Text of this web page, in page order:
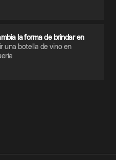
la forma de brindar en
una botella de vino en